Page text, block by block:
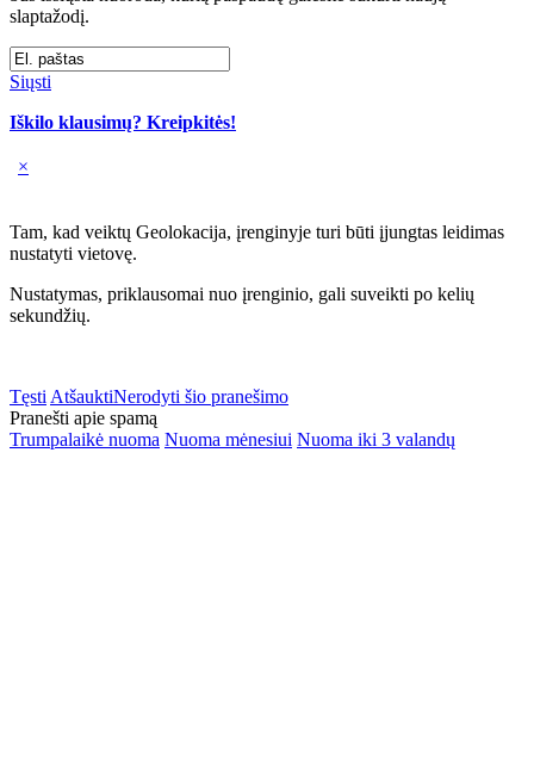
slaptažodį.
Siųsti
Iškilo klausimų? Kreipkitės!
×
Tam, kad veiktų Geolokacija, įrenginyje turi būti įjungtas leidimas
nustatyti vietovę.
Nustatymas, priklausomai nuo įrenginio, gali suveikti po kelių
sekundžių.
Tęsti AtšauktiNerodyti šio pranešimo
Pranešti apie spamą
Trumpalaikė nuoma Nuoma mėnesiui Nuoma iki 3 valandų